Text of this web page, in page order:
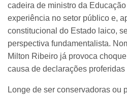
cadeira de ministro da
experiência no setor público e,
constitucional do Estado laico,
perspectiva fundamentalista.
Milton Ribeiro já provoca
causa de declarações
Longe de ser conservadoras ou